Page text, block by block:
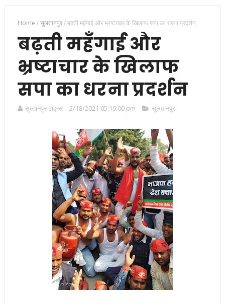
Home /सुलतानपुर/बढ़ती महँगाई और भ्रष्टाचार के खिलाफ सपा का धरना प्रदर्शन
बढ़ती महँगाई और
भ्रष्टाचार के खिलाफ
सपा का धरना प्रदर्शन
सुल्तानपुर टाइम्स 2/18/2021 05:19:00 pm सुलतानपुर